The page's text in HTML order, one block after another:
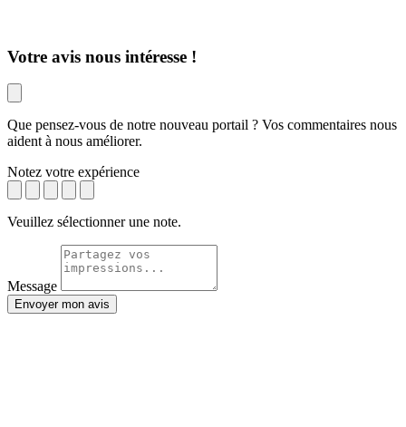
Votre avis nous intéresse !
Que pensez-vous de notre nouveau portail ? Vos commentaires nous
aident à nous améliorer.
Notez votre expérience
Veuillez sélectionner une note.
Message
Envoyer mon avis